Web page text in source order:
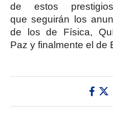
de estos
que seguirán los
de los de Física,
Paz y finalmente el de